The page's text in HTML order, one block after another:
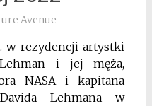
Avenue
w rezydencji artystki
Lehman i jej męża,
NASA i kapitana
Lehmana w